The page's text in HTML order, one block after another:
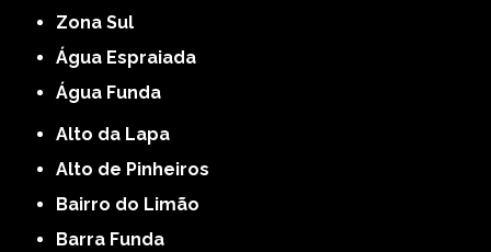
Zona Sul
Água Espraiada
Água Funda
Alto da Lapa
Alto de Pinheiros
Bairro do Limão
Barra Funda